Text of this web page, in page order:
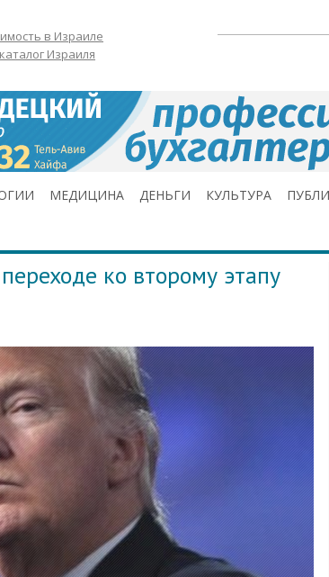
в Израиле
Израиля
МЕДИЦИНА ДЕНЬГИ КУЛЬТУРА
ко второму этапу